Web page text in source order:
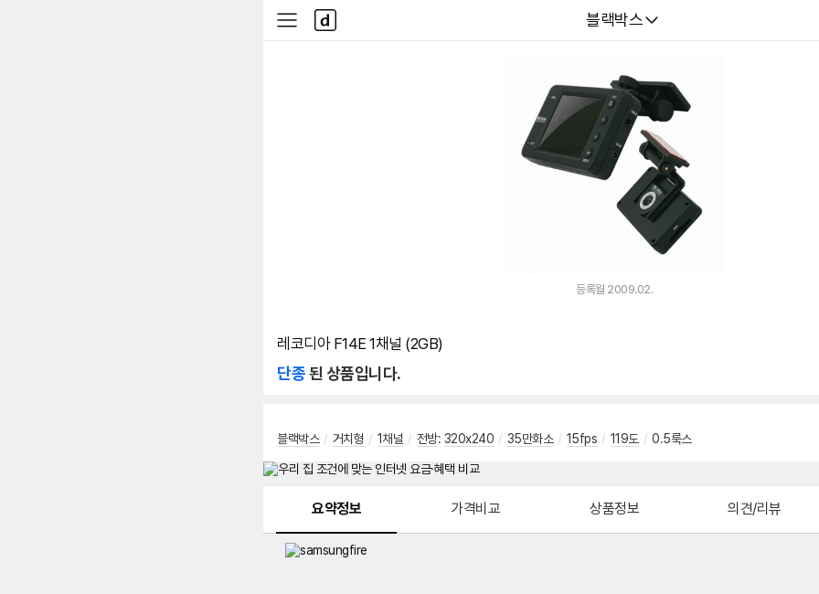
다나와
블랙박스
사
이
다
나
와
등록월 2009.02.
레코디아 F14E 1채널 (2GB)
단종된 상품입니다.
블랙박스 / 거치형 / 1채널 / 전방: 320x240 / 35만화소 / 15fps / 119도 / 0.5룩스
요약정보 가격비교 상품정보 의견/리뷰